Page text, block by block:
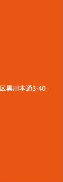
黒川本通3-40-